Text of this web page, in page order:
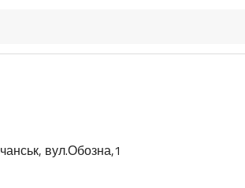
вул.Обозна,1